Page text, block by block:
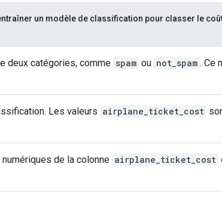
un modèle de classification pour classer le
deux catégories, comme spam ou not_spam . Ce
Les valeurs airplane_ticket_cost
de la colonne airplane_ticket_cost